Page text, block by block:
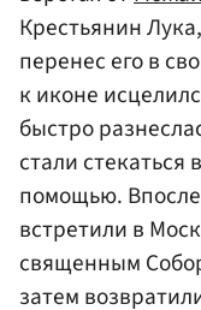
Крестьянин
перенес его в
к иконе
быстро
стали
помощью.
встретили в
священным
затем